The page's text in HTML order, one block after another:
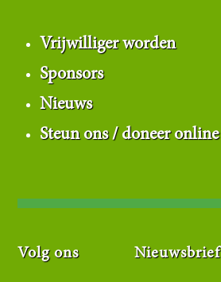
Vrijwilliger worden
Sponsors
Nieuws
Steun ons / doneer online
Volg ons Nieuwsbrief